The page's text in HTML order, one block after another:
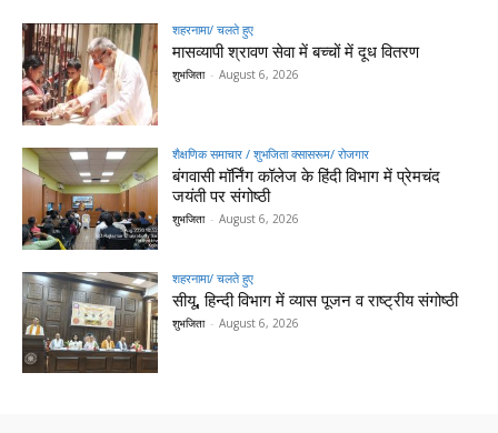
शहरनामा/ चलते हुए
मासव्यापी श्रावण सेवा में बच्चों में दूध वितरण
शुभजिता - August 6, 2026
शैक्षणिक समाचार / शुभजिता क्सासरूम/ रोजगार
बंगवासी मॉर्निंग कॉलेज के हिंदी विभाग में प्रेमचंद
जयंती पर संगोष्ठी
शुभजिता - August 6, 2026
शहरनामा/ चलते हुए
सीयू, हिन्दी विभाग में व्यास पूजन व राष्ट्रीय संगोष्ठी
शुभजिता - August 6, 2026